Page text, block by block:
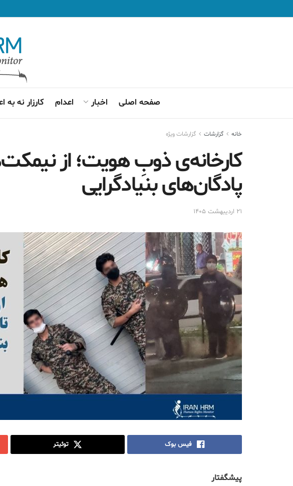
صفحه اصلی اخبار اعدام کارزار نه به
خانه گزارشات گزارشات ويژه
کارخانه‌ی ذوبِ هویت؛ از
پادگان‌های بنیادگرایی
۲۱ اردیبهشت ۱۴۰۵
فیس بوک توئیتر
پیشگفتار